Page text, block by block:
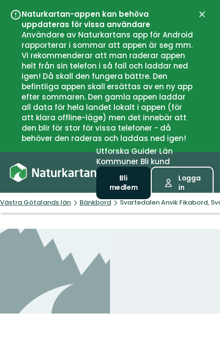
Naturkartan-appen kan behöva
uppdateras för vissa användare
Användare av Naturkartans app för Android
rapporterar i sommar att appen är seg mm.
Vi rekommenderar att man raderar appen
helt från sin telefon i så fall och laddar ned
igen! Då skall den fungera bättre. Den
befintliga appen skall ersättas av en ny app
efter sommaren. Den gamla appen laddar
all data för hela landet lokalt i appen (för
att klara offline-läge) men det innebär att
den blir för stor för vissa telefoner - då
behöver den raderas och laddas ned igen!
UtforskaGuiderLän
Kommuner Bli kund
Bli
medlem
Logga
in
Västra Götalands län Bänkbord Svartedalen Anvik Fikabord,